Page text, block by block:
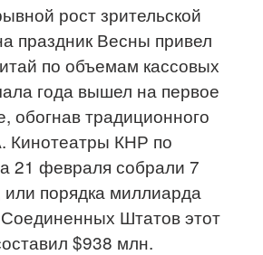
рост зрительской
праздник Весны привел
по объемам кассовых
года вышел на первое
обогнав традиционного
КНР по
21 февраля собрали 7
порядка миллиарда
Штатов этот
$938 млн.